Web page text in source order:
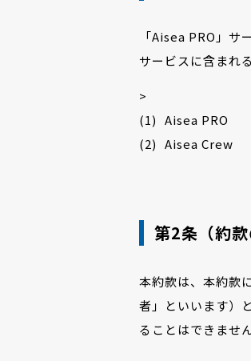
「Aisea PRO」
サービスに含まれ
>
Aisea PRO
Aisea Crew
第2条（約款
本約款は、本約款
者」といいます）
ることはできません